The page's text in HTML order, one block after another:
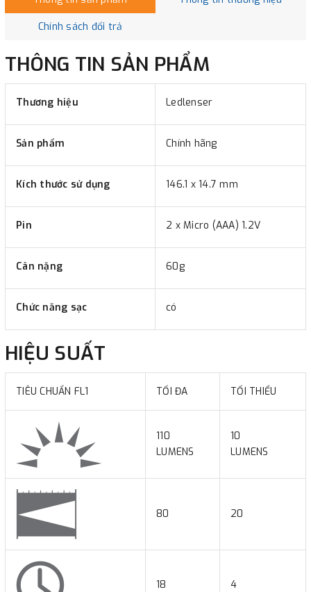
Chính sách đổi trả
THÔNG TIN SẢN PHẨM
Thương hiệu Ledlenser
Sản phẩm Chính hãng
Kích thước sử dụng 146.1 x 14.7 mm
Pin 2 x Micro (AAA) 1.2V
Cân nặng 60g
Chức năng sạc có
HIỆU SUẤT
TIÊU CHUẨN FL1 TỐI ĐA TỐI THIỂU
110
LUMENS
10
LUMENS
80 20
18 4